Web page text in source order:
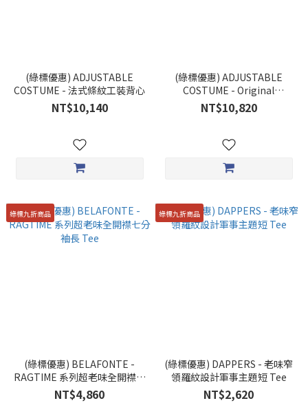
(綠標優惠) ADJUSTABLE
COSTUME - 法式條紋工裝背心
NT$10,140
(綠標優惠) ADJUSTABLE
COSTUME - Original
Herringbone 緹花條紋背心
NT$10,820
綠標九折商品
(綠標優惠) BELAFONTE -
RAGTIME 系列超老味全開襟七
分袖長 Tee
NT$4,860
綠標九折商品
(綠標優惠) DAPPERS - 老味窄
領羅紋設計軍事主題短 Tee
NT$2,620